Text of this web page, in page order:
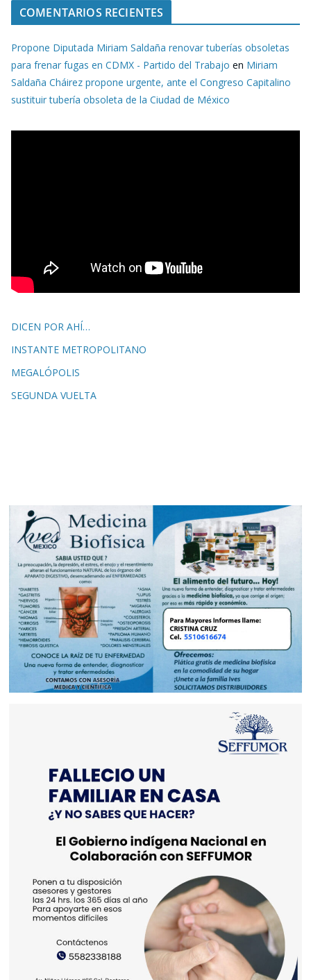
COMENTARIOS RECIENTES
Propone Diputada Miriam Saldaña renovar tuberías obsoletas
para frenar fugas en CDMX - Partido del Trabajo en Miriam
Saldaña Cháirez propone urgente, ante el Congreso Capitalino
sustituir tubería obsoleta de la Ciudad de México
DICEN POR AHÍ…
INSTANTE METROPOLITANO
MEGALÓPOLIS
SEGUNDA VUELTA